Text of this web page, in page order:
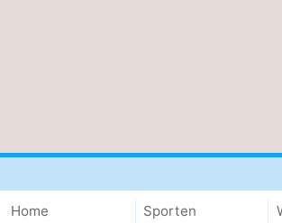
Sluis
-
Cadzand
-
Home
Sporten